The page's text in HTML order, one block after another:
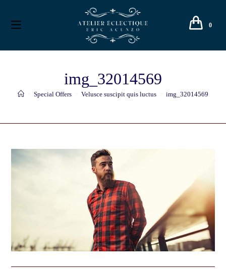
0
img_32014569
Special Offers Velusce suscipit quis luctus img_32014569